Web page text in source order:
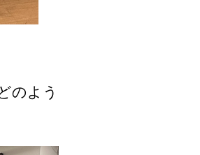
のよう